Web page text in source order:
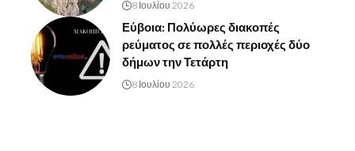
8 Ιουλίου 2026
Εύβοια: Πολύωρες διακοπές
ρεύματος σε πολλές περιοχές δύο
δήμων την Τετάρτη
8 Ιουλίου 2026